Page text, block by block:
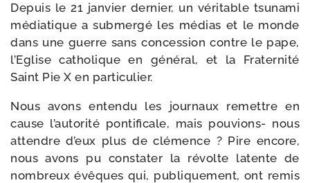
Depuis le 21 jan­vier der­nier, un véri­table tsu­na­mi
média­tique a sub­mer­gé les médias et le monde
dans une guerre sans conces­sion contre le pape,
l’Eglise catho­lique en géné­ral, et la Fraternité
Saint Pie X en particulier.
Nous avons enten­du les jour­naux remettre en
cause l’au­to­ri­té pon­ti­fi­cale, mais pouvions- nous
attendre d’eux plus de clé­mence ? Pire encore,
nous avons pu consta­ter la révolte latente de
nom­breux évêques qui, publi­que­ment, ont remis